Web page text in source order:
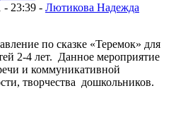
- 23:39 - Лютикова Надежда
по сказке «Теремок» для
2-4 лет. Данное мероприятие
и коммуникативной
творчества дошкольников.